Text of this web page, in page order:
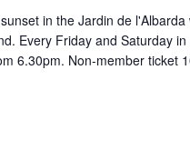
in the Jardin de
Every Friday and Saturday
6.30pm. Non-member ticket